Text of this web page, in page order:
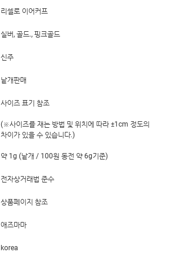
리셀로 이어커프
실버, 골드., 핑크골드
신주
낱개판매
사이즈 표기 참조
(※사이즈를 재는 방법 및 위치에 따라 ±1cm 정도의
차이가 있을 수 있습니다.)
약 1g (낱개 / 100원 동전 약 6g기준)
전자상거래법 준수
상품페이지 참조
애즈마마
korea